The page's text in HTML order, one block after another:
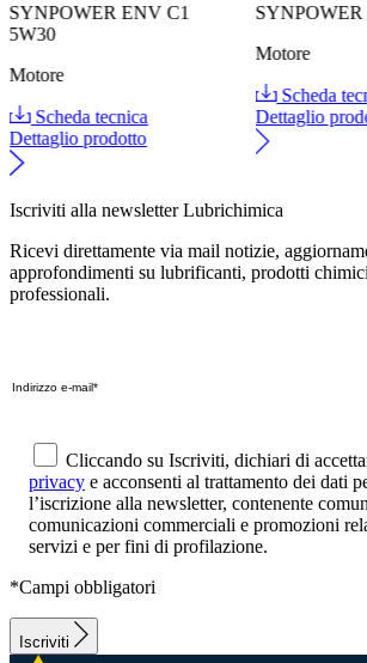
SYNPOWER ENV C1
5W30
Motore
Scheda tecnica
Dettaglio prodotto
SYNPOWER
Motore
Scheda
Dettaglio
Iscriviti alla newsletter Lubrichimica
Ricevi direttamente via mail notizie,
approfondimenti su lubrificanti, prodotti
professionali.
Cliccando su Iscriviti, dichiari di
privacy e acconsenti al trattamento dei dati
l’iscrizione alla newsletter, contenente
comunicazioni commerciali e promozioni
servizi e per fini di profilazione.
*Campi obbligatori
Iscriviti